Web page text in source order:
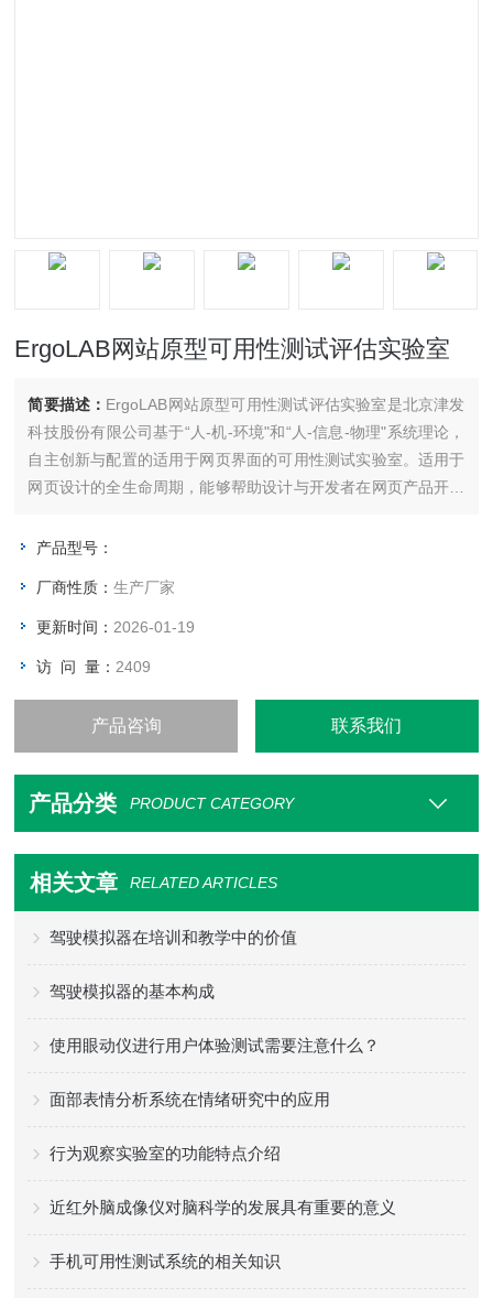
ErgoLAB网站原型可用性测试评估实验室
简要描述： ErgoLAB网站原型可用性测试评估实验室是北京津发
科技股份有限公司基于“人-机-环境"和“人-信息-物理"系统理论，
自主创新与配置的适用于网页界面的可用性测试实验室。适用于
网页设计的全生命周期，能够帮助设计与开发者在网页产品开发
找出问题症结。实验室广泛应用于网页端的人机界面设计、网页
产品型号：
厂商性质：生产厂家
更新时间： 2026-01-19
访 问 量： 2409
产品咨询 联系我们
产品分类 PRODUCT CATEGORY
相关文章 RELATED ARTICLES
驾驶模拟器在培训和教学中的价值
驾驶模拟器的基本构成
使用眼动仪进行用户体验测试需要注意什么？
面部表情分析系统在情绪研究中的应用
行为观察实验室的功能特点介绍
近红外脑成像仪对脑科学的发展具有重要的意义
手机可用性测试系统的相关知识